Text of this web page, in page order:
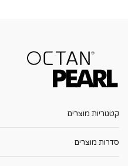
קטגוריות מוצרים
סדרות מוצרים